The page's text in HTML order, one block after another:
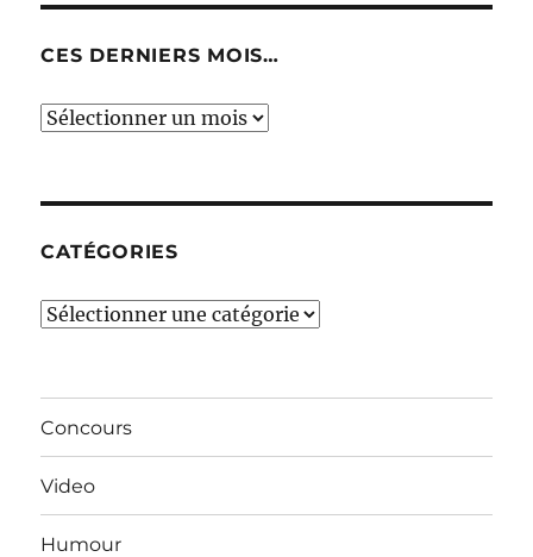
CES DERNIERS MOIS…
Ces
CATÉGORIES
Catégories
Concours
Video
Humour